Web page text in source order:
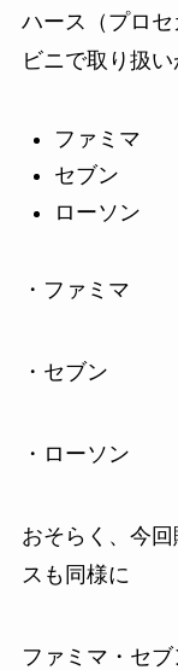
ハース（プロ
ビニで取り扱い
ファミマ
セブン
ローソン
・ファミマ
・セブン
・ローソン
おそらく、今
スも同様に
ファミマ・セ